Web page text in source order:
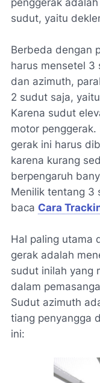
penggerak
sudut, yaitu
Berbeda dengan
harus mensetel 3
dan azimuth,
2 sudut saja,
Karena sudut
motor
gerak ini harus
karena kurang
berpengaruh
Menilik tentang 3
baca Cara
Hal paling utama
gerak adalah
sudut inilah yang
dalam
Sudut azimuth
tiang penyangga
ini: